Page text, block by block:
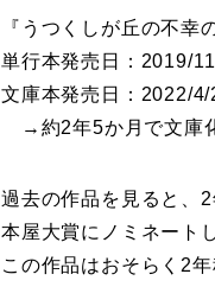
『うつくしが丘の不幸
単行本発売日：2019/
文庫本発売日：2022/4/
→約2年5か月で文庫
過去の作品を見ると、
本屋大賞にノミネート
この作品はおそらく2